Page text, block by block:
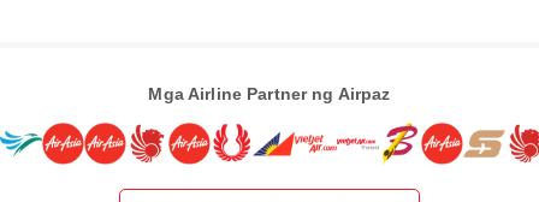
Mga Airline Partner ng Airpaz